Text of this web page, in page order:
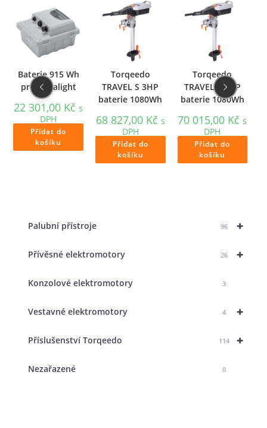
Baterie 915 Wh
pro Ultralight
22 301,00 Kč s
DPH
Přidat do
košíku
Torqeedo
TRAVEL S 3HP
baterie 1080Wh
68 827,00 Kč s
DPH
Přidat do
košíku
Torqeedo
TRAVEL L 3HP
baterie 1080Wh
70 015,00 Kč s
DPH
Přidat do
košíku
+
Palubní přístroje 96
+
Přívěsné elektromotory 26
Konzolové elektromotory 3
+
Vestavné elektromotory 4
+
Příslušenství Torqeedo 114
Nezařazené 0